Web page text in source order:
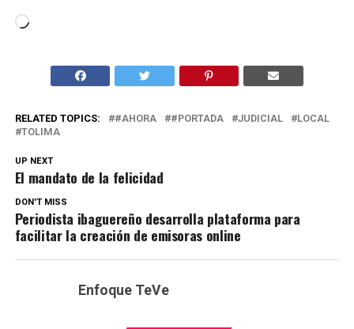
Cargando...
RELATED TOPICS: #AHORA #PORTADA JUDICIAL
LOCAL
TOLIMA
UP NEXT
El mandato de la felicidad
DON'T MISS
Periodista ibaguereño desarrolla plataforma para
facilitar la creación de emisoras online
Enfoque TeVe